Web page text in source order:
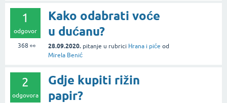
1
odgovor
368 👀
Kako odabrati voće
u dućanu?
28.09.2020. pitanje u rubrici Hrana i piće od
Mirela Benić
2
odgovora
Gdje kupiti rižin
papir?